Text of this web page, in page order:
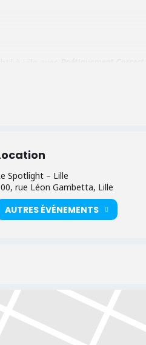
C’est une soirée qui
Spotlight – Lille
rue Léon Gambetta, Lille
AUTRES ÉVÉNEMENTS